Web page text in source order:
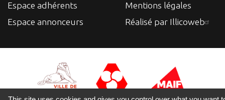
Espace adhérents
Espace annonceurs
Mentions légales
Réalisé par Illicoweb